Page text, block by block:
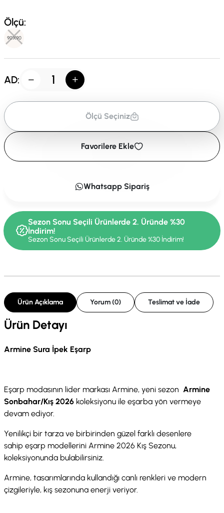
Ölçü:
90X90
AD:
Ölçü Seçiniz
Favorilere Ekle
Whatsapp Sipariş
Sezon Sonu Seçili Ürünlerde 2. Üründe %30
İndirim!
Sezon Sonu Seçili Ürünlerde 2. Üründe %30 İndirim!
Ürün Açıklama Yorum (0) Teslimat ve İade
Ürün Detayı
Armine Sura İpek Eşarp
Eşarp modasının lider markası Armine, yeni sezon Armine
Sonbahar/Kış 2026 koleksiyonu ile eşarba yön vermeye
devam ediyor.
Yenilikçi bir tarza ve birbirinden güzel farklı desenlere
sahip eşarp modellerini Armine 2026 Kış Sezonu,
koleksiyonunda bulabilirsiniz.
Armine, tasarımlarında kullandığı canlı renkleri ve modern
çizgileriyle, kış sezonuna enerji veriyor.